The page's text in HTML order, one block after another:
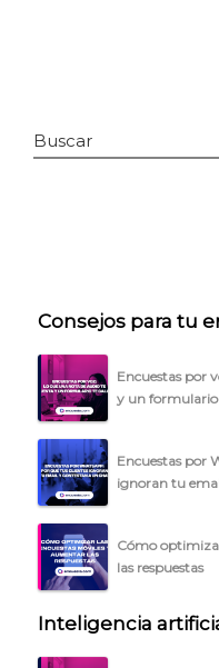
PLANTILLAS
PRECIOS
BLOG
ACCEDER →
Buscar
Consejos para tu
Encuestas por
y un formulario
Encuestas por
ignoran tu
Cómo
las respuestas
Inteligencia